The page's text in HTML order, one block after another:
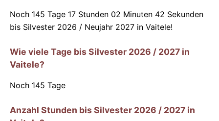
Noch 145 Tage 17 Stunden 02 Minuten 42 Sekunden
bis Silvester 2026 / Neujahr 2027 in Vaitele!
Wie viele Tage bis Silvester 2026 / 2027 in
Vaitele?
Noch 145 Tage
Anzahl Stunden bis Silvester 2026 / 2027 in